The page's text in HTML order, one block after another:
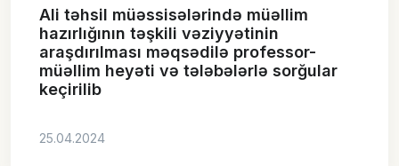
Ali təhsil müəssisələrində müəllim
hazırlığının təşkili vəziyyətinin
araşdırılması məqsədilə professor-
müəllim heyəti və tələbələrlə sorğular
keçirilib
25.04.2024